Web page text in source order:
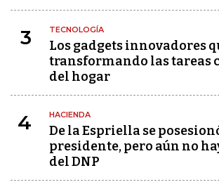
3 TECNOLOGÍA
Los gadgets innovadores
transformando las tareas
del hogar
4 HACIENDA
De la Espriella se
presidente, pero aún no
del DNP